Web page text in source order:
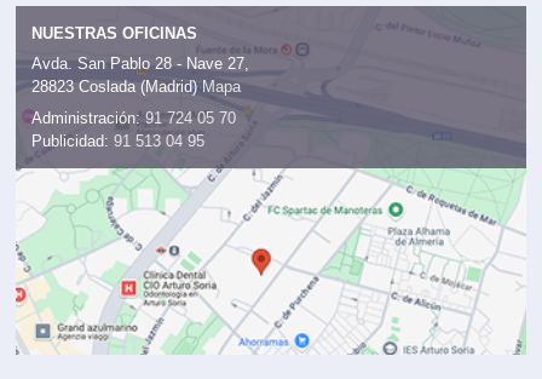
NUESTRAS OFICINAS
Avda. San Pablo 28 - Nave 27,
28823 Coslada (Madrid) Mapa
Administración: 91 724 05 70
Publicidad: 91 513 04 95